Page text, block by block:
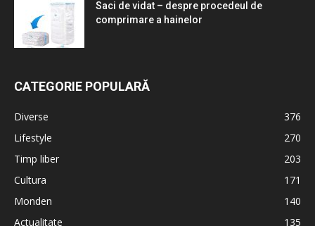
Saci de vidat – despre procedeul de
comprimare a hainelor
CATEGORIE POPULARĂ
Diverse
376
Lifestyle
270
Timp liber
203
Cultura
171
Monden
140
Actualitate
135